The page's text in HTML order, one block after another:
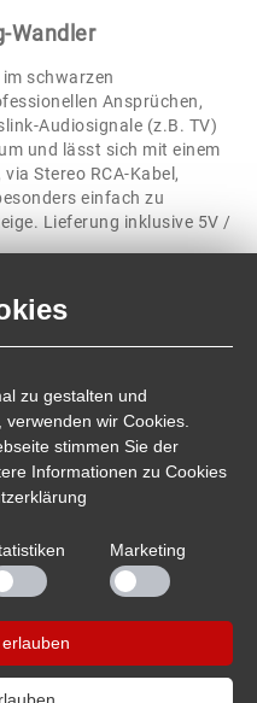
zu gestalten und
wir Cookies.
stimmen Sie der
Informationen zu Cookies
Marketing
Wandler
schwarzen
Ansprüchen,
Audiosignale (z.B. TV)
und lässt sich mit einem
Stereo RCA-Kabel,
einfach zu
Lieferung inklusive 5V /
96 und 192 kHz, 24 Bit
inkl.)
x 21